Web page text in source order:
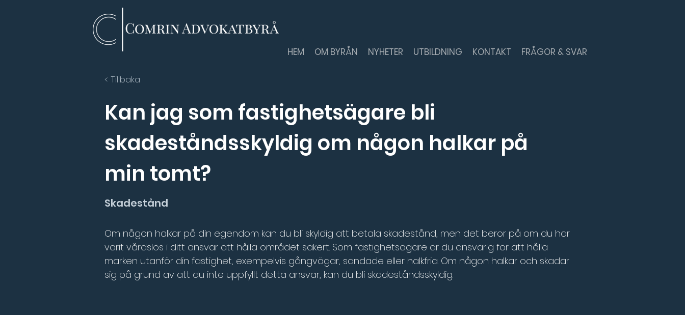
HEM OM BYRÅN NYHETER UTBILDNING KONTAKT FRÅGOR & SVAR
< Tillbaka
Kan jag som fastighetsägare bli
skadeståndsskyldig om någon halkar på
min tomt?
Skadestånd
Om någon halkar på din egendom kan du bli skyldig att betala skadestånd, men det beror på om du har
varit vårdslös i ditt ansvar att hålla området säkert. Som fastighetsägare är du ansvarig för att hålla
marken utanför din fastighet, exempelvis gångvägar, sandade eller halkfria. Om någon halkar och skadar
sig på grund av att du inte uppfyllt detta ansvar, kan du bli skadeståndsskyldig.